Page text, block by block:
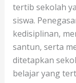
tertib sekolah
siswa.
kedisiplinan,
santun, serta
ditetapkan
belajar yang